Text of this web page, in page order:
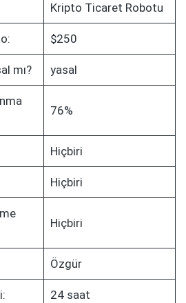
Kripto Ticaret Robotu
$250
mı? yasal
76%
Hiçbiri
Hiçbiri
Hiçbiri
Özgür
24 saat